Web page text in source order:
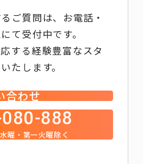
ご質問は、お電話・
て受付中です。
する経験豊富なスタ
たします。
合わせ
888
曜・第一火曜除く